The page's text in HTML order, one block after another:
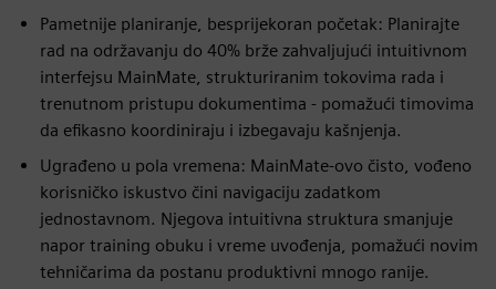
Pametnije planiranje, besprijekoran početak: Planirajte
rad na održavanju do 40% brže zahvaljujući intuitivnom
interfejsu MainMate, strukturiranim tokovima rada i
trenutnom pristupu dokumentima - pomažući timovima
da efikasno koordiniraju i izbegavaju kašnjenja.
Ugrađeno u pola vremena: MainMate-ovo čisto, vođeno
korisničko iskustvo čini navigaciju zadatkom
jednostavnom. Njegova intuitivna struktura smanjuje
napor training obuku i vreme uvođenja, pomažući novim
tehničarima da postanu produktivni mnogo ranije.